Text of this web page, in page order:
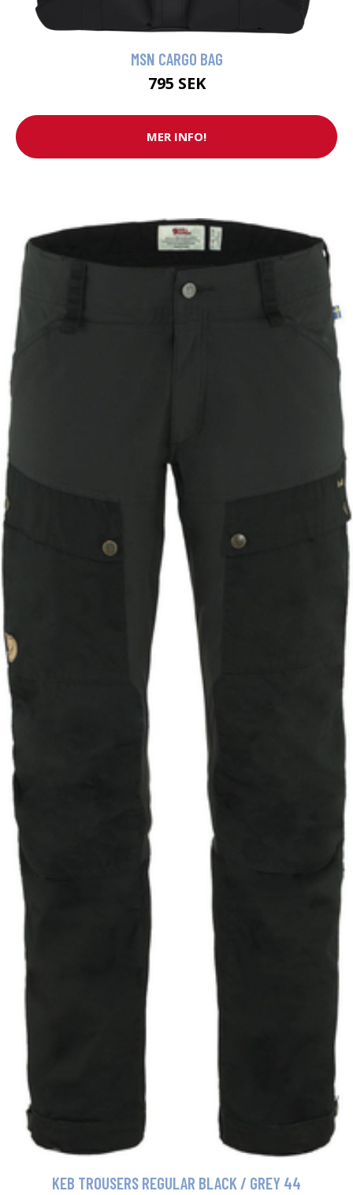
MSN CARGO BAG
795 SEK
MER INFO!
KEB TROUSERS REGULAR BLACK / GREY 44